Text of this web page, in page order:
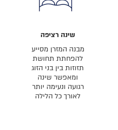
שינה רציפה
מבנה המזרן מסייע
להפחתת תחושת
תזוזות בין בני הזוג
ומאפשר שינה
רגועה ונעימה יותר
לאורך כל הלילה